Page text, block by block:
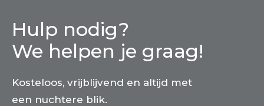
Hulp nodig?
We helpen je graag!
Kosteloos, vrijblijvend en altijd met
een nuchtere blik.